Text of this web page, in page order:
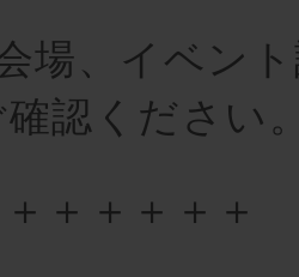
場、イベン
認ください
＋＋＋＋＋